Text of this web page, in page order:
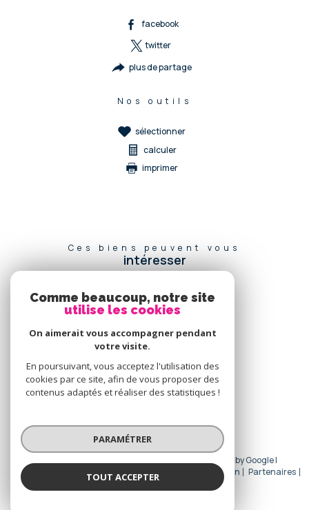
facebook
twitter
plus de partage
Nos outils
sélectionner
calculer
imprimer
Ces biens peuvent vous
intéresser
connecter
espace propriétaire
Nous
adhérons
© 2026 | Tous droits réservés | Traduction powered by Google |
Nos honoraires
Plan du site Mentions légales Admin
Partenaires
Politique RGPD
Comme beaucoup, notre site
utilise les cookies
On aimerait vous accompagner pendant
votre visite.
En poursuivant, vous acceptez l'utilisation des
cookies par ce site, afin de vous proposer des
contenus adaptés et réaliser des statistiques !
PARAMÉTRER
TOUT ACCEPTER